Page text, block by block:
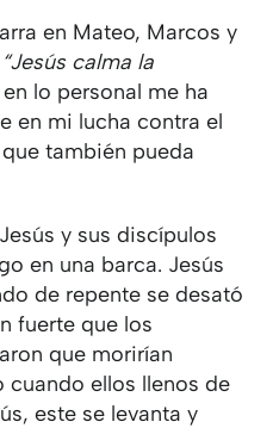
en Mateo, Marcos y
“Jesús calma la
lo personal me ha
en mi lucha contra el
también pueda
y sus discípulos
en una barca. Jesús
de repente se desató
fuerte que los
que morirían
cuando ellos llenos de
este se levanta y